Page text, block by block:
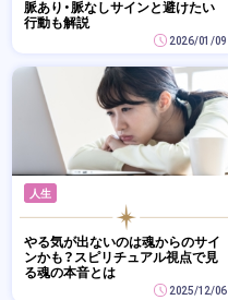
脈あり・脈なしサインと避けたい
行動も解説
2026/01/09
人生
やる気が出ないのは魂からのサイ
ンかも？スピリチュアル視点で見
る魂の本音とは
2025/12/06